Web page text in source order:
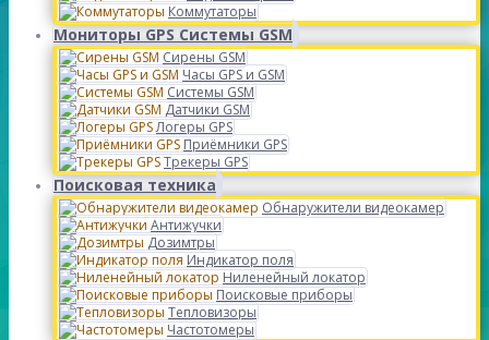
Коммутаторы
Мониторы GPS Системы GSM
Сирены GSM
Часы GPS и GSM
Системы GSM
Датчики GSM
Логеры GPS
Приёмники GPS
Трекеры GPS
Поисковая техника
Обнаружители видеокамер
Антижучки
Дозимтры
Индикатор поля
Ниленейный локатор
Поисковые приборы
Тепловизоры
Частотомеры